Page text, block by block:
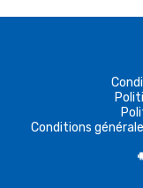
Conditions